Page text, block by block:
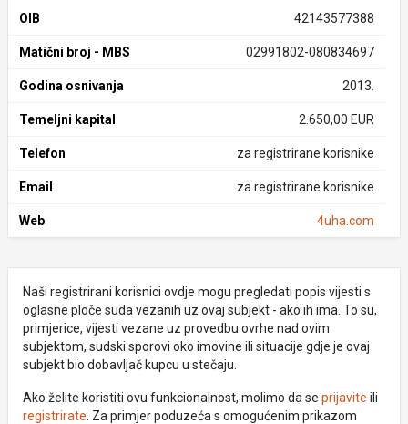
OIB 42143577388
Matični broj - MBS 02991802-080834697
Godina osnivanja 2013.
Temeljni kapital 2.650,00 EUR
Telefon za registrirane korisnike
Email za registrirane korisnike
Web 4uha.com
Naši registrirani korisnici ovdje mogu pregledati popis vijesti s
oglasne ploče suda vezanih uz ovaj subjekt - ako ih ima. To su,
primjerice, vijesti vezane uz provedbu ovrhe nad ovim
subjektom, sudski sporovi oko imovine ili situacije gdje je ovaj
subjekt bio dobavljač kupcu u stečaju.
Ako želite koristiti ovu funkcionalnost, molimo da se prijavite ili
registrirate . Za primjer poduzeća s omogućenim prikazom